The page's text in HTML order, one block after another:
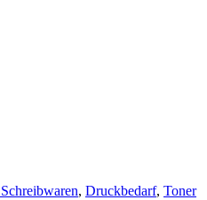
, Druckbedarf, Toner